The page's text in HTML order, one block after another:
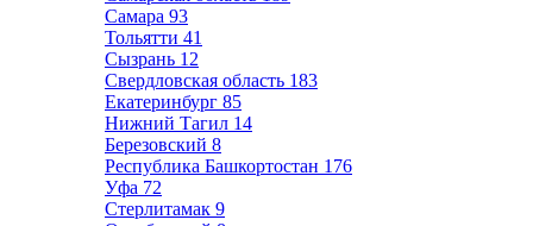
Самара 93
Тольятти 41
Сызрань 12
Свердловская область 183
Екатеринбург 85
Нижний Тагил 14
Березовский 8
Республика Башкортостан 176
Уфа 72
Стерлитамак 9